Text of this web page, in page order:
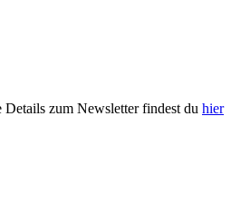
Details zum Newsletter findest du hier